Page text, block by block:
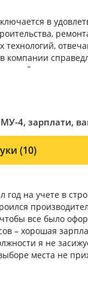
в
компании
приносящий
4, зарплати,
(10)
год на учете в
все было
– хорошая
я не
места не